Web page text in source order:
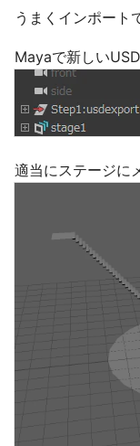
うまくインポート
Mayaで新しい
適当にステージに